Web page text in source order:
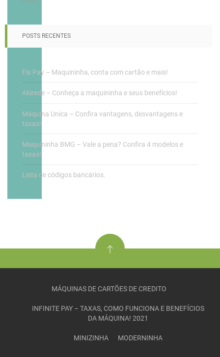
POSTS RECENTES
Fix Pay – Maquininha, conta com cartão e mais!
Akirede – Conheça a maquininha e seus benefícios!
Máquina Unica – Confira vantagens, desvantagens e
taxas!
Maquininha BMG – Vale a pena? Confira 4 modelos e
taxas!
Lista de códigos bancários.
MÁQUINAS DE CARTÕES DE CREDITO
INFINITE PAY – TAXAS, COMO FUNCIONA E BENEFÍCIOS
DA MÁQUINA! 2021
MINIZINHA MODERNINHA